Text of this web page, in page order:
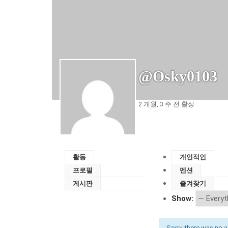
@osky0103
2 개월, 3 주 전 활성
활동
프로필
게시판
개인적인
멘션
즐겨찾기
Show: